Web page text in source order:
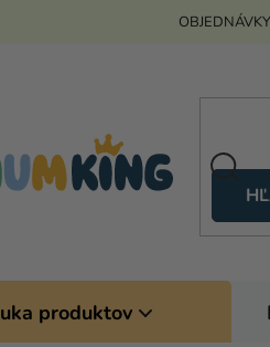
produktov